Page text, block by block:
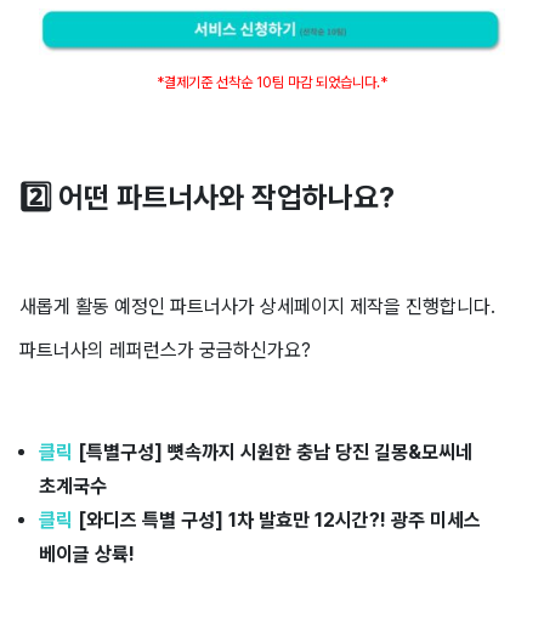
*결제기준 선착순 10팀 마감 되었습니다.*
2️⃣ 어떤 파트너사와 작업하나요?
새롭게 활동 예정인 파트너사가 상세페이지 제작을 진행합니다.
파트너사의 레퍼런스가 궁금하신가요?
클릭 [특별구성] 뼛속까지 시원한 충남 당진 길몽&모씨네
초계국수
클릭 [와디즈 특별 구성] 1차 발효만 12시간?! 광주 미세스
베이글 상륙!